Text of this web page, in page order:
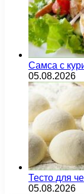
Самса с
05.08.2026
Тесто для
05.08.2026